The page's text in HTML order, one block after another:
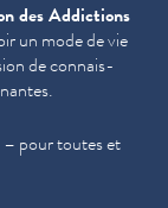
des Addictions
un mode de vie
de con­nais­
– pour toutes et